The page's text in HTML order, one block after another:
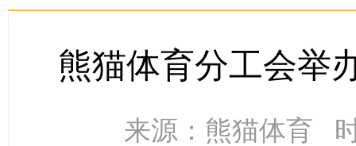
熊猫体育分工会举
来源：​熊猫体育